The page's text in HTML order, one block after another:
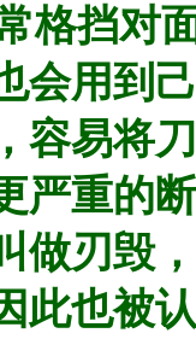
格挡对
会用到
容易将
严重的
做刃毁
此也被